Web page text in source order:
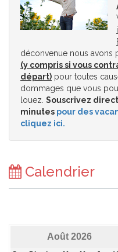
déconvenue nous avons
(y compris si vous
départ) pour toutes
dommages que vous
louez. Souscrivez
minutes pour des
cliquez ici.
Calendrier
Août 2026